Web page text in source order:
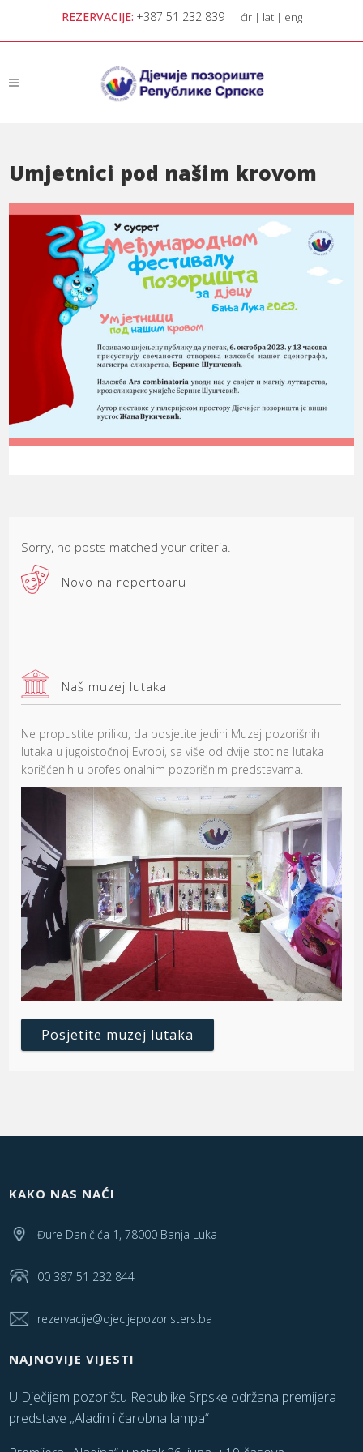
REZERVACIJE: +387 51 232 839 ćir| lat| eng
Umjetnici pod našim krovom
Sorry, no posts matched your criteria.
Novo na repertoaru
Naš muzej lutaka
Ne propustite priliku, da posjetite jedini Muzej pozorišnih
lutaka u jugoistočnoj Evropi, sa više od dvije stotine lutaka
korišćenih u profesionalnim pozorišnim predstavama.
Posjetite muzej lutaka
KAKO NAS NAĆI
Đure Daničića 1, 78000 Banja Luka
00 387 51 232 844
rezervacije@djecijepozoristers.ba
NAJNOVIJE VIJESTI
U Dječijem pozorištu Republike Srpske održana premijera
predstave „Aladin i čarobna lampa“